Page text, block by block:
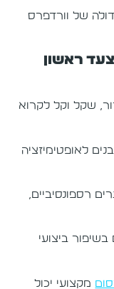
של וורדפרס
ראשון
שקל וקל לקרוא
לאופטימיזציה
רספונסיביים,
ביצועי
מקצועי יכול